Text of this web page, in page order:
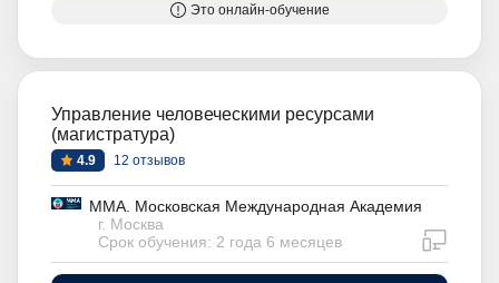
Это онлайн-обучение
Управление человеческими ресурсами
(магистратура)
4.9 12 отзывов
ММА. Московская Международная Академия
г. Москва
Срок обучения: 2 года 6 месяцев